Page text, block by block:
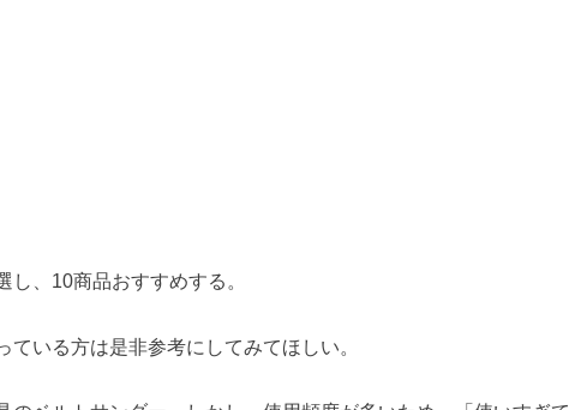
、10商品おすすめする。
いる方は是非参考にしてみてほしい。